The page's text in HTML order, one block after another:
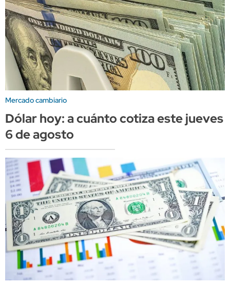
Mercado cambiario
Dólar hoy: a cuánto cotiza este jueves
6 de agosto